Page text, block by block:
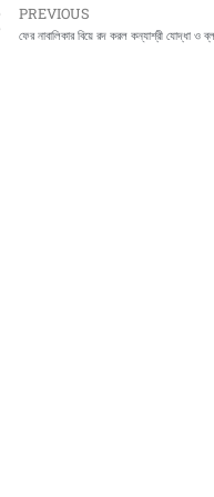
Prev
PREVIOUS
ফের নাবালিকার বিয়ে রদ করল কন্যাশ্রী যোদ্ধা ও